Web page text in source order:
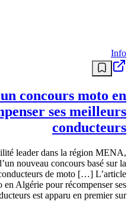
Info
concours moto en
ses meilleurs
conducteurs
leader dans la région MENA,
nouveau concours basé sur la
de moto […] L’article
Algérie pour récompenser ses
est apparu en premier sur .